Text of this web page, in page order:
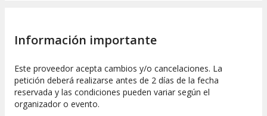
Información importante
Este proveedor acepta cambios y/o cancelaciones. La
petición deberá realizarse antes de 2 días de la fecha
reservada y las condiciones pueden variar según el
organizador o evento.